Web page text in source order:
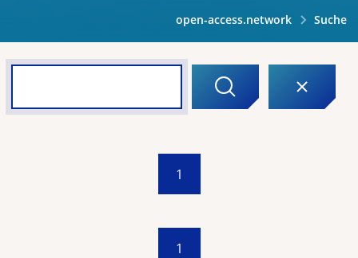
open-access.network Suche
1
1